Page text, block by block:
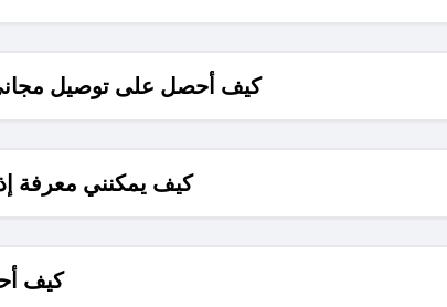
كيف أحصل على توصيل
كيف يمكنني معرفة
كيف